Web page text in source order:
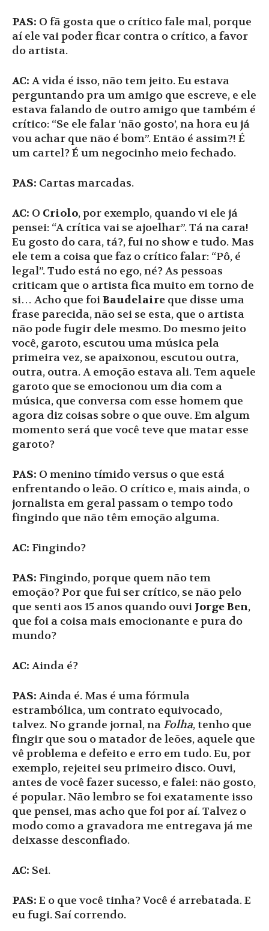
PAS: O fã gosta que o crítico fale mal, porque
aí ele vai poder ficar contra o crítico, a favor
do artista.
AC: A vida é isso, não tem jeito. Eu estava
perguntando pra um amigo que escreve, e ele
estava falando de outro amigo que também é
crítico: “Se ele falar ‘não gosto’, na hora eu já
vou achar que não é bom”. Então é assim?! É
um cartel? É um negocinho meio fechado.
PAS: Cartas marcadas.
AC: O Criolo, por exemplo, quando vi ele já
pensei: “A crítica vai se ajoelhar”. Tá na cara!
Eu gosto do cara, tá?, fui no show e tudo. Mas
ele tem a coisa que faz o crítico falar: “Pô, é
legal”. Tudo está no ego, né? As pessoas
criticam que o artista fica muito em torno de
si… Acho que foiBaudelaire que disse uma
frase parecida, não sei se esta, que o artista
não pode fugir dele mesmo. Do mesmo jeito
você, garoto, escutou uma música pela
primeira vez, se apaixonou, escutou outra,
outra, outra. A emoção estava ali. Tem aquele
garoto que se emocionou um dia com a
música, que conversa com esse homem que
agora diz coisas sobre o que ouve. Em algum
momento será que você teve que matar esse
garoto?
PAS: O menino tímido versus o que está
enfrentando o leão. O crítico e, mais ainda, o
jornalista em geral passam o tempo todo
fingindo que não têm emoção alguma.
AC: Fingindo?
PAS: Fingindo, porque quem não tem
emoção? Por que fui ser crítico, se não pelo
que senti aos 15 anos quando ouvi Jorge Ben,
que foi a coisa mais emocionante e pura do
mundo?
AC: Ainda é?
PAS: Ainda é. Mas é uma fórmula
estrambólica, um contrato equivocado,
talvez. No grande jornal, na Folha, tenho que
fingir que sou o matador de leões, aquele que
vê problema e defeito e erro em tudo. Eu, por
exemplo, rejeitei seu primeiro disco. Ouvi,
antes de você fazer sucesso, e falei: não gosto,
é popular. Não lembro se foi exatamente isso
que pensei, mas acho que foi por aí. Talvez o
modo como a gravadora me entregava já me
deixasse desconfiado.
AC: Sei.
PAS: E o que você tinha? Você é arrebatada. E
eu fugi. Saí correndo.